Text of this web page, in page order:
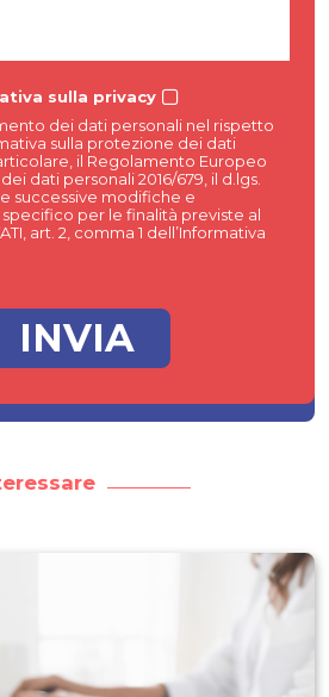
sulla privacy
dei dati personali nel rispetto
sulla protezione dei dati
il Regolamento Europeo
dati personali 2016/679, il d.lgs.
successive modifiche e
per le finalità previste al
art. 2, comma 1 dell’Informativa